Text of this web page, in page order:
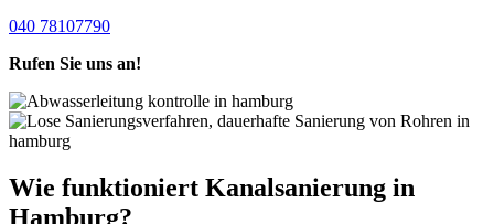
040 78107790
Rufen Sie uns an!
Wie funktioniert Kanalsanierung in
Hamburg?